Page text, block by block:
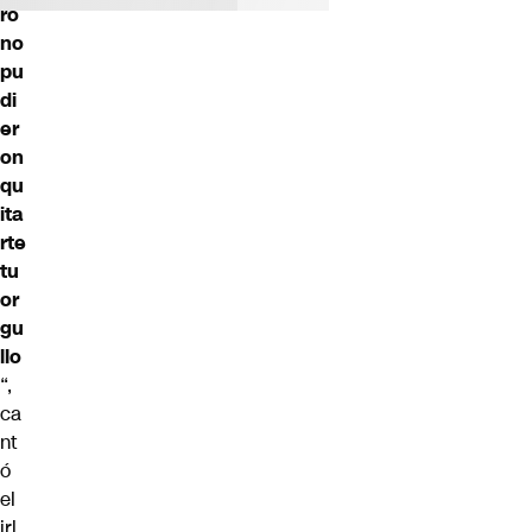
ro
no
pu
di
er
on
qu
ita
rte
tu
or
gu
llo
“,
ca
nt
ó
el